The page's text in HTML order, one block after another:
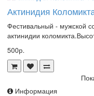
Актинидия
Фестивальный - мужской
актинидии
500р.
Информация